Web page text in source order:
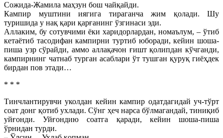
Сожида-Жамила маҳзун бош чайқайди.
Кампир муштини иягига тираганча жим қолади. Шу
туришида у нақ қари қарғанинг ўзгинаси эди.
Аллаким, бу сотувчими ёки харидорлардан, номаълум, – ўтиб
кетаётиб тасодифан кампирни туртиб юборади, кейин шоша-
пиша узр сўрайди, аммо аллақачон ғишт қолипдан кўчганди,
кампирнинг чатнаб турган асаблари ўт тушган қуруқ гиёҳдек
бирдан пов этади…
* * *
Тинчлантирувчи уколдан кейин кампир одатдагидай уч-тўрт
соат донг қотиб ухлади. Сўнг ҳеч нарса бўлмагандай, тиниқиб
уйғонди. Уйғондию соатга қаради, кейин шоша-пиша
ўрнидан турди.